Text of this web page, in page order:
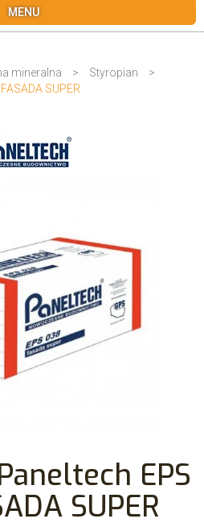
MENU
mineralna > Styropian
>
SUPER
EPS
SUPER